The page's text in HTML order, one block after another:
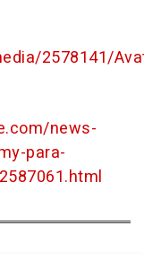
2578141/
news-
para-